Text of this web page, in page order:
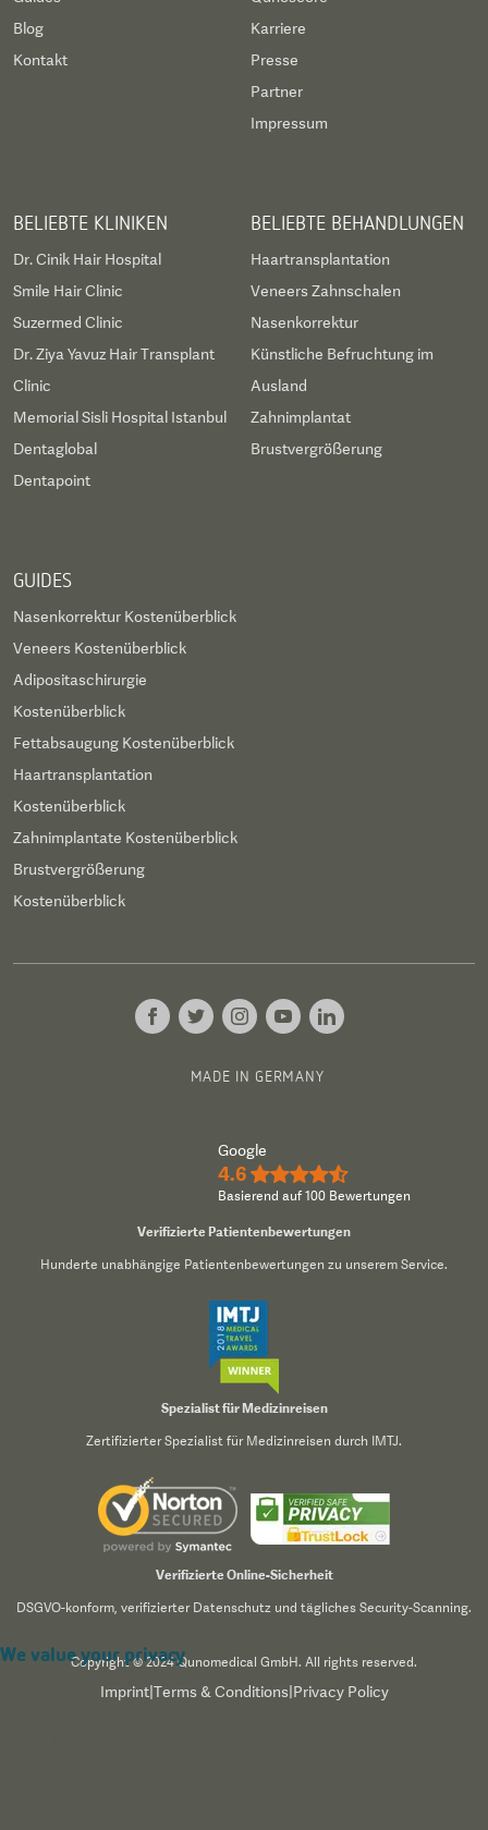
Blog
Kontakt
Karriere
Presse
Partner
Impressum
BELIEBTE KLINIKEN
Dr. Cinik Hair Hospital
Smile Hair Clinic
Suzermed Clinic
Dr. Ziya Yavuz Hair Transplant
Clinic
Memorial Sisli Hospital Istanbul
Dentaglobal
Dentapoint
BELIEBTE BEHANDLUNGEN
Haartransplantation
Veneers Zahnschalen
Nasenkorrektur
Künstliche Befruchtung im
Ausland
Zahnimplantat
Brustvergrößerung
GUIDES
Nasenkorrektur Kostenüberblick
Veneers Kostenüberblick
Adipositaschirurgie
Kostenüberblick
Fettabsaugung Kostenüberblick
Haartransplantation
Kostenüberblick
Zahnimplantate Kostenüberblick
Brustvergrößerung
Kostenüberblick
MADE IN GERMANY
Google
4.6 ★★★★½
Basierend auf 100 Bewertungen
Verifizierte Patientenbewertungen
Hunderte unabhängige Patientenbewertungen zu unserem Service.
Spezialist für Medizinreisen
Zertifizierter Spezialist für Medizinreisen durch IMTJ.
Verifizierte Online-Sicherheit
DSGVO-konform, verifizierter Datenschutz und tägliches Security-Scanning.
Copyright © 2024 Qunomedical GmbH. All rights reserved.
Imprint| Terms & Conditions Privacy Policy
We value your privacy
We use cookies to enhance your browsing experience,